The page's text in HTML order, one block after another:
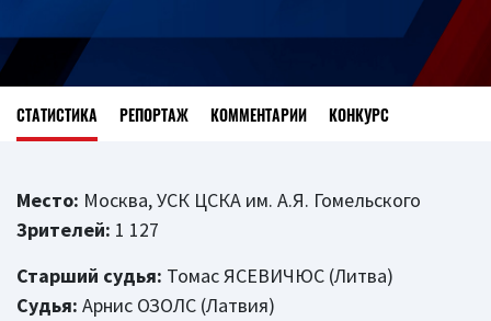
СТАТИСТИКА РЕПОРТАЖ КОММЕНТАРИИ КОНКУРС
Место: Москва, УСК ЦСКА им. А.Я. Гомельского
Зрителей: 1 127
Старший судья: Томас ЯСЕВИЧЮС (Литва)
Судья: Арнис ОЗОЛС (Латвия)